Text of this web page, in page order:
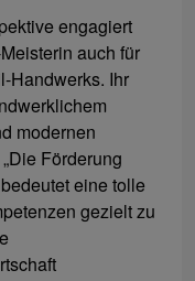
engagiert
auch für
Handwerks. Ihr
modernen
Förderung
eine tolle
gezielt zu